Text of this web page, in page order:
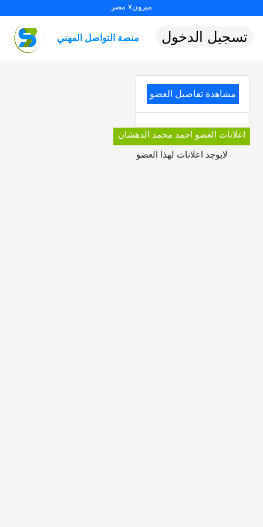
ميزون٧ مصر
منصة التواصل المهني تسجيل الدخول
مشاهدة تفاصيل العضو
اعلانات العضو احمد محمد الدهشان
لايوجد اعلانات لهذا العضو